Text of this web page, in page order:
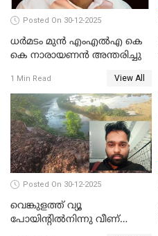
Posted On 30-12-2025
ധർമടം മുൻ എംഎല്‍എ കെ
കെ നാരായണന്‍ അന്തരിച്ചു
1 Min Read View All
Posted On 30-12-2025
വെങ്കുളത്ത് വ്യൂ
പോയിന്റിൽനിന്നു വീണ്